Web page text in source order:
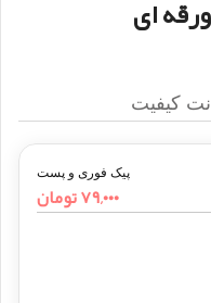
ای
کیفیت
پیک فوری و پست
۷۹,۰۰۰تومان